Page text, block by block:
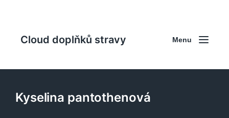
Cloud doplňků stravy Menu
Kyselina pantothenová